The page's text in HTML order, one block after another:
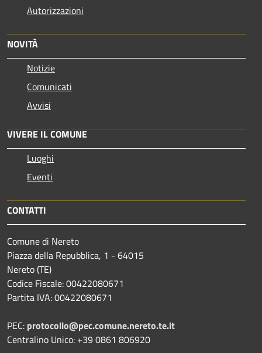
Autorizzazioni
NOVITÀ
Notizie
Comunicati
Avvisi
VIVERE IL COMUNE
Luoghi
Eventi
CONTATTI
Comune di Nereto
Piazza della Repubblica, 1 - 64015
Nereto (TE)
Codice Fiscale: 00422080671
Partita IVA: 00422080671
PEC: protocollo@pec.comune.nereto.te.it
Centralino Unico: +39 0861 806920